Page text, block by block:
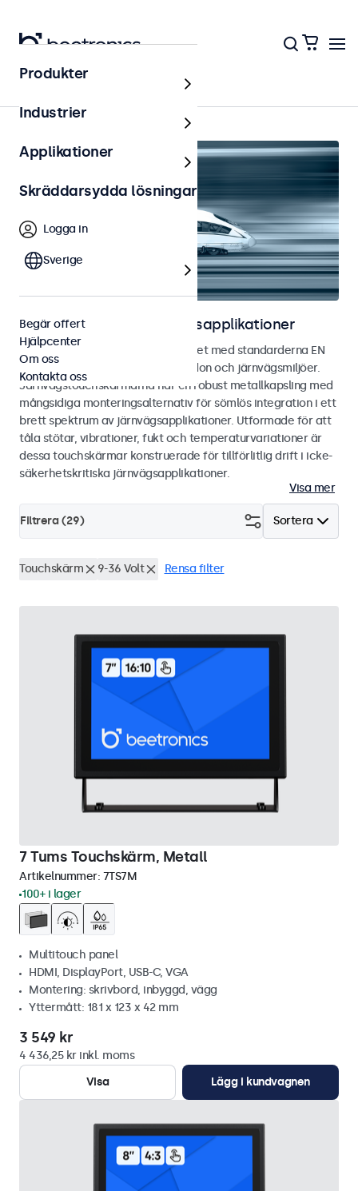
Hem
Touchskärmar för järnvägsapplikationer
Touchskärmar utvecklade i enlighet med standarderna EN
50155 och EN 45545-2 för spårfordon och järnvägsmiljöer.
Järnvägstouchskärmarna har en robust metallkapsling med
mångsidiga monteringsalternativ för sömlös integration i ett
brett spektrum av järnvägsapplikationer. Utformade för att
tåla stötar, vibrationer, fukt och temperaturvariationer är
dessa touchskärmar konstruerade för tillförlitlig drift i icke-
säkerhetskritiska järnvägsapplikationer.
Visa mer
Sortera
Filtrera (29)
Touchskärm 9-36 Volt Rensa filter
7 Tums Touchskärm, Metall
Artikelnummer: 7TS7M
100+ i lager
Multitouch panel
HDMI, DisplayPort, USB-C, VGA
Montering: skrivbord, inbyggd, vägg
Yttermått: 181 x 123 x 42 mm
3 549 kr
4 436,25 kr inkl. moms
Visa
Lägg i kundvagnen
Produkter
Industrier
Applikationer
Skräddarsydda lösningar
Logga in
Sverige
Begär offert
Hjälpcenter
Om oss
Kontakta oss